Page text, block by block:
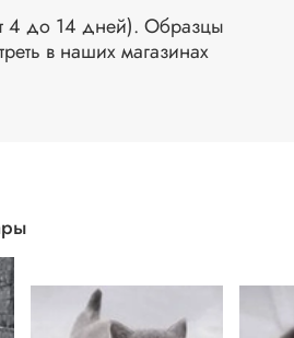
4 до 14 дней). Образцы
в наших магазинах